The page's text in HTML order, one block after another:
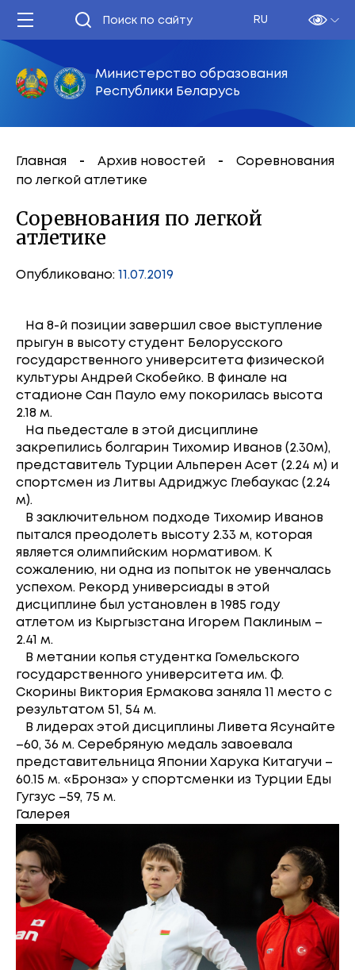
RU
Министерство образования
Республики Беларусь
Главная Архив новостей
Соревнования
по легкой атлетике
Соревнования по легкой
атлетике
Опубликовано: 11.07.2019
На 8-й позиции завершил свое выступление
прыгун в высоту студент Белорусского
государственного университета физической
культуры Андрей Скобейко. В финале на
стадионе Сан Пауло ему покорилась высота
2.18 м.
На пьедестале в этой дисциплине
закрепились болгарин Тихомир Иванов (2.30м),
представитель Турции Альперен Асет (2.24 м) и
спортсмен из Литвы Адриджус Глебаукас (2.24
м).
В заключительном подходе Тихомир Иванов
пытался преодолеть высоту 2.33 м, которая
является олимпийским нормативом. К
сожалению, ни одна из попыток не увенчалась
успехом. Рекорд универсиады в этой
дисциплине был установлен в 1985 году
атлетом из Кыргызстана Игорем Паклиным –
2.41 м.
В метании копья студентка Гомельского
государственного университета им. Ф.
Скорины Виктория Ермакова заняла 11 место с
результатом 51, 54 м.
В лидерах этой дисциплины Ливета Ясунайте
–60, 36 м. Серебряную медаль завоевала
представительница Японии Харука Китагучи –
60.15 м. «Бронза» у спортсменки из Турции Еды
Гугзус –59, 75 м.
Галерея